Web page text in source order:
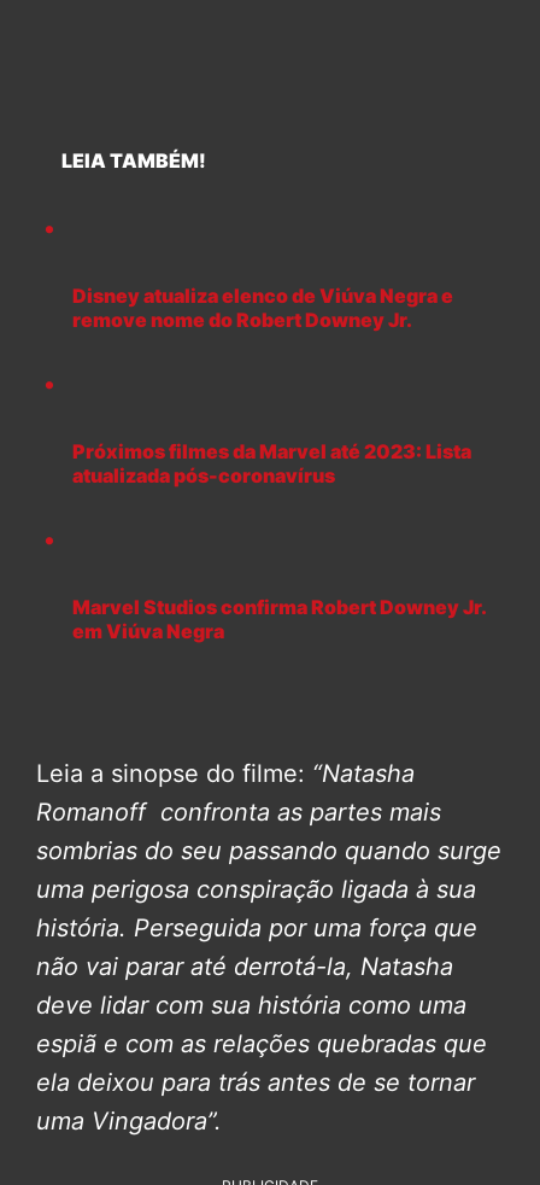
LEIA TAMBÉM!
Disney atualiza elenco de Viúva Negra e
remove nome do Robert Downey Jr.
Próximos filmes da Marvel até 2023: Lista
atualizada pós-coronavírus
Marvel Studios confirma Robert Downey Jr.
em Viúva Negra
Leia a sinopse do filme: “Natasha
Romanoff confronta as partes mais
sombrias do seu passando quando surge
uma perigosa conspiração ligada à sua
história. Perseguida por uma força que
não vai parar até derrotá-la, Natasha
deve lidar com sua história como uma
espiã e com as relações quebradas que
ela deixou para trás antes de se tornar
uma Vingadora”.